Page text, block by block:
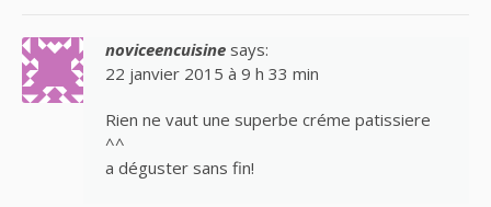
noviceencuisine says:
22 janvier 2015 à 9 h 33 min
Rien ne vaut une superbe créme patissiere
^^
a déguster sans fin!